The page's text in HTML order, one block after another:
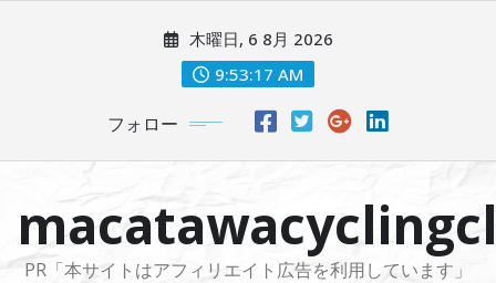
に
木曜日, 6 8月 2026
9:53:18 AM
フォロー
PR「本サイトはアフィリエイト広告を利用しています」